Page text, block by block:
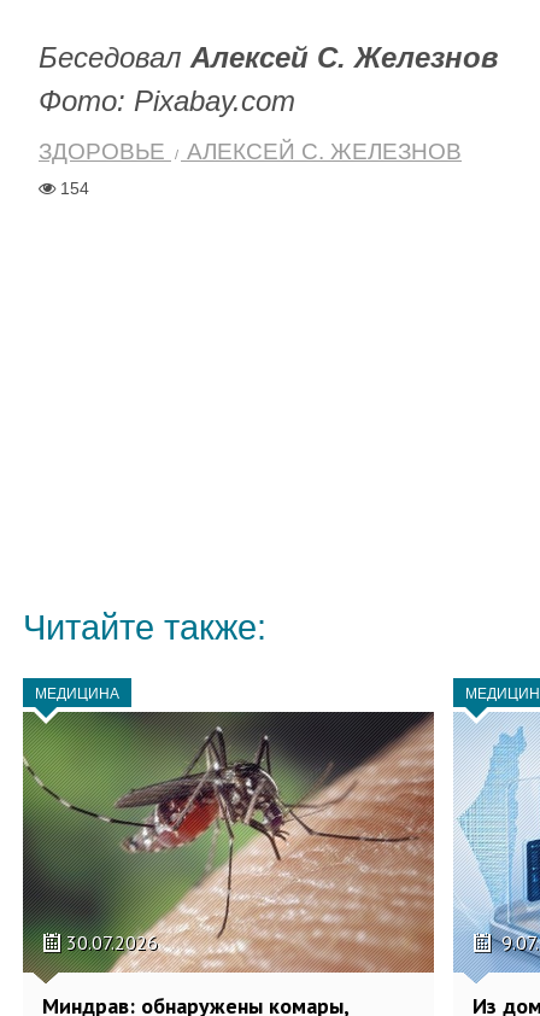
Беседовал Алексей С. Железнов
Фото: Pixabay.com
ЗДОРОВЬЕ АЛЕКСЕЙ С. ЖЕЛЕЗНОВ
154
Читайте также:
МЕДИЦИНА
30.07.2026
Миндрав: обнаружены комары, Из